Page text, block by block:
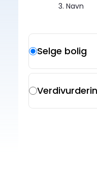
3. Navn
Selge bolig